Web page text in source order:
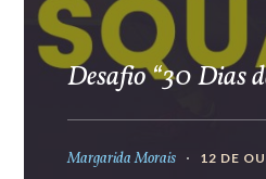
Desafio “30 Dias
Margarida Morais 12 DE